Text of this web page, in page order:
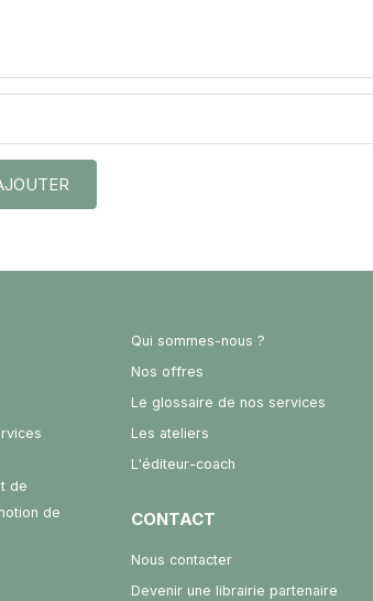
de
de
Qui sommes-nous ?
Nos offres
Le glossaire de nos services
Les ateliers
L'éditeur-coach
CONTACT
Nous contacter
Devenir une librairie partenaire